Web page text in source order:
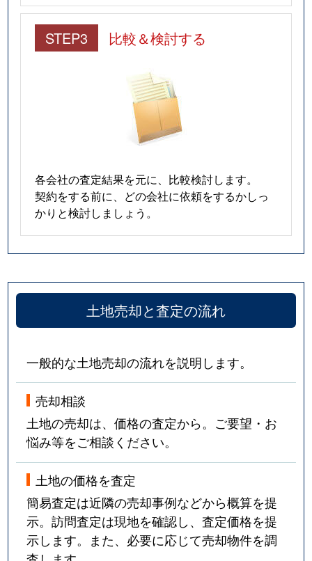
STEP3 比較＆検討する
各会社の査定結果を元に、比較検討します。
契約をする前に、どの会社に依頼をするかしっ
かりと検討しましょう。
土地売却と査定の流れ
一般的な土地売却の流れを説明します。
売却相談
土地の売却は、価格の査定から。ご要望・お
悩み等をご相談ください。
土地の価格を査定
簡易査定は近隣の売却事例などから概算を提
示。訪問査定は現地を確認し、査定価格を提
示します。また、必要に応じて売却物件を調